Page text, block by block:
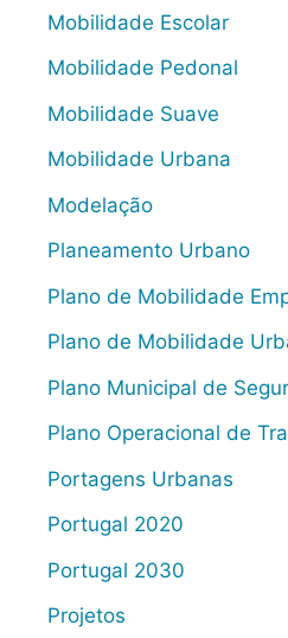
Mobilidade Escolar
Mobilidade Pedonal
Mobilidade Suave
Mobilidade Urbana
Modelação
Planeamento Urbano
Plano de Mobilidade
Plano de Mobilidade
Plano Municipal de
Plano Operacional de
Portagens Urbanas
Portugal 2020
Portugal 2030
Projetos